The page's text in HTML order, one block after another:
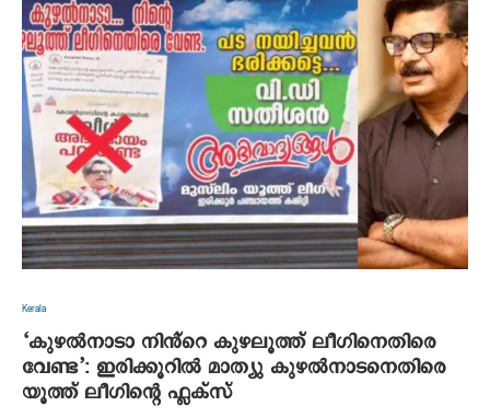
Kerala
‘കുഴൽനാടാ നിൻ്റെ കുഴലൂത്ത് ലീഗിനെതിരെ
വേണ്ട’: ഇരിക്കൂറിൽ മാത്യു കുഴൽനാടനെതിരെ
യൂത്ത് ലീഗിന്റെ ഫ്ലക്സ്